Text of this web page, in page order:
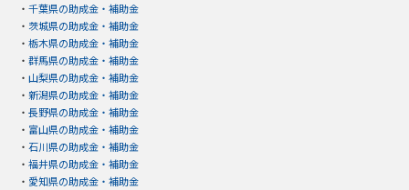
・ 千葉県の助成金・補助金
・ 茨城県の助成金・補助金
・ 栃木県の助成金・補助金
・ 群馬県の助成金・補助金
・ 山梨県の助成金・補助金
・ 新潟県の助成金・補助金
・ 長野県の助成金・補助金
・ 富山県の助成金・補助金
・ 石川県の助成金・補助金
・ 福井県の助成金・補助金
・ 愛知県の助成金・補助金